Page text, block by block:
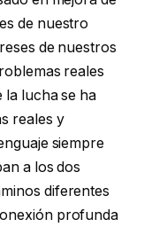
de nuestro
de nuestros
reales
la lucha se ha
reales y
siempre
a los dos
diferentes
profunda